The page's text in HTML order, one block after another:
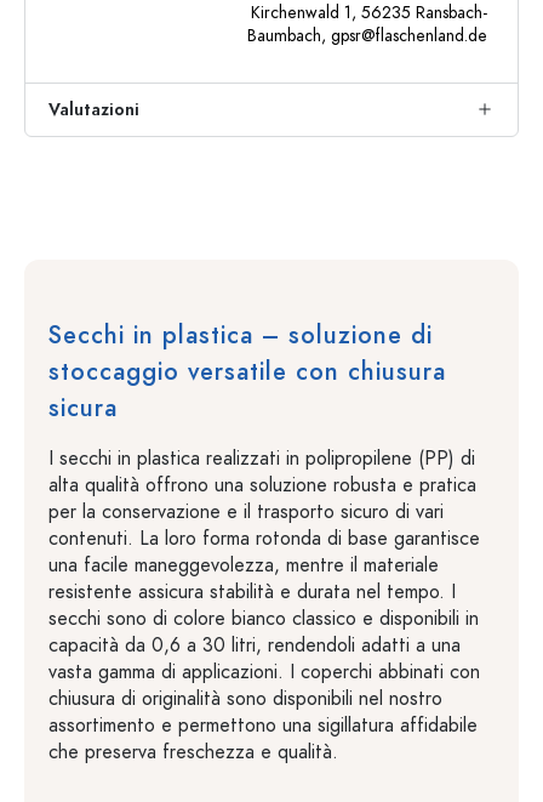
Kirchenwald 1, 56235 Ransbach-
Baumbach, gpsr@flaschenland.de
Valutazioni
Secchi in plastica – soluzione di
stoccaggio versatile con chiusura
sicura
I secchi in plastica realizzati in polipropilene (PP) di
alta qualità offrono una soluzione robusta e pratica
per la conservazione e il trasporto sicuro di vari
contenuti. La loro forma rotonda di base garantisce
una facile maneggevolezza, mentre il materiale
resistente assicura stabilità e durata nel tempo. I
secchi sono di colore bianco classico e disponibili in
capacità da 0,6 a 30 litri, rendendoli adatti a una
vasta gamma di applicazioni. I coperchi abbinati con
chiusura di originalità sono disponibili nel nostro
assortimento e permettono una sigillatura affidabile
che preserva freschezza e qualità.